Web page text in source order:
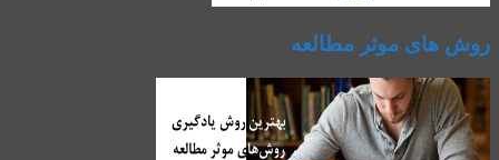
روش های موثر مطالعه